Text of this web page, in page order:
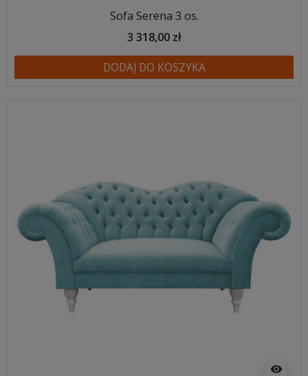
Sofa Serena 3 os.
3 318,00 zł
DODAJ DO KOSZYKA
visibility